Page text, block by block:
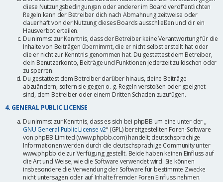
diese Nutzungsbedingungen oder anderer im Board veröffentlichten
Regeln kann der Betreiber dich nach Abmahnung zeitweise oder
dauerhaft von der Nutzung dieses Boards ausschließen und dir ein
Hausverbot erteilen.
Du nimmst zur Kenntnis, dass der Betreiber keine Verantwortung für die
Inhalte von Beiträgen übernimmt, die er nicht selbst erstellt hat oder
die er nicht zur Kenntnis genommen hat. Du gestattest dem Betreiber,
dein Benutzerkonto, Beiträge und Funktionen jederzeit zu löschen oder
zu sperren.
Du gestattest dem Betreiber darüber hinaus, deine Beiträge
abzuändern, sofern sie gegen o. g. Regeln verstoßen oder geeignet
sind, dem Betreiber oder einem Dritten Schaden zuzufügen.
4. GENERAL PUBLIC LICENSE
Du nimmst zur Kenntnis, dass es sich bei phpBB um eine unter der „
GNU General Public License v2“ (GPL) bereitgestellten Foren-Software
von phpBB Limited (www.phpbb.com) handelt; deutschsprachige
Informationen werden durch die deutschsprachige Community unter
www.phpbb.de zur Verfügung gestellt. Beide haben keinen Einfluss auf
die Art und Weise, wie die Software verwendet wird. Sie können
insbesondere die Verwendung der Software für bestimmte Zwecke
nicht untersagen oder auf Inhalte fremder Foren Einfluss nehmen.